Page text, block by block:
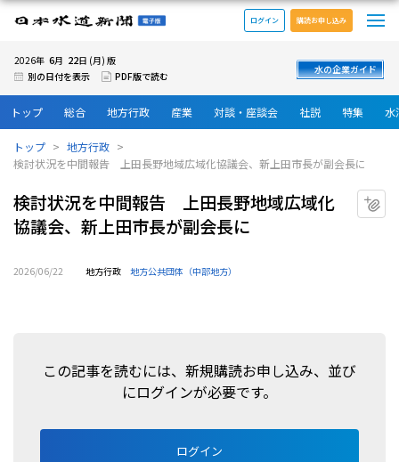
日本水道新聞 電子版
ログイン 購読お申し込み
2026年 6月 22日 (月) 版
別の日付を表示
PDF版で読む
水の企業ガイド
トップ 総合 地方行政 産業 対談・座談会 社説 特集 水
トップ
地方行政
検討状況を中間報告 上田長野地域広域化協議会、新上田市長が副会長に
検討状況を中間報告 上田長野地域広域化
協議会、新上田市長が副会長に
2026/06/22 地方行政 地方公共団体（中部地方）
この記事を読むには、新規購読お申し込み、並び
にログインが必要です。
ログイン